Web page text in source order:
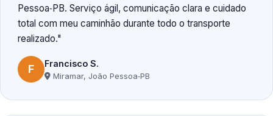
Pessoa‑PB. Serviço ágil, comunicação clara e cuidado
total com meu caminhão durante todo o transporte
realizado.
F Francisco S.
Miramar, João Pessoa‑PB